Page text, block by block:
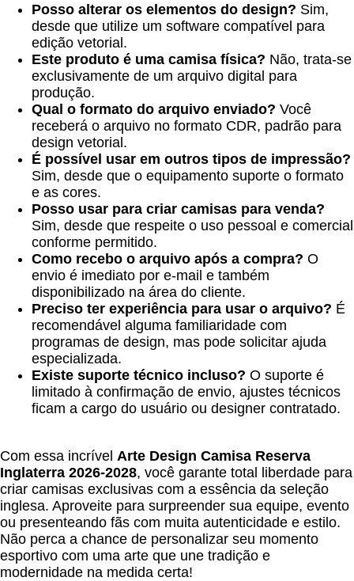
Posso alterar os elementos do design? Sim,
desde que utilize um software compatível para
edição vetorial.
Este produto é uma camisa física? Não, trata-se
exclusivamente de um arquivo digital para
produção.
Qual o formato do arquivo enviado? Você
receberá o arquivo no formato CDR, padrão para
design vetorial.
É possível usar em outros tipos de impressão?
Sim, desde que o equipamento suporte o formato
e as cores.
Posso usar para criar camisas para venda?
Sim, desde que respeite o uso pessoal e comercial
conforme permitido.
Como recebo o arquivo após a compra? O
envio é imediato por e-mail e também
disponibilizado na área do cliente.
Preciso ter experiência para usar o arquivo? É
recomendável alguma familiaridade com
programas de design, mas pode solicitar ajuda
especializada.
Existe suporte técnico incluso? O suporte é
limitado à confirmação de envio, ajustes técnicos
ficam a cargo do usuário ou designer contratado.
Com essa incrível Arte Design Camisa Reserva
Inglaterra 2026-2028, você garante total liberdade para
criar camisas exclusivas com a essência da seleção
inglesa. Aproveite para surpreender sua equipe, evento
ou presenteando fãs com muita autenticidade e estilo.
Não perca a chance de personalizar seu momento
esportivo com uma arte que une tradição e
modernidade na medida certa!